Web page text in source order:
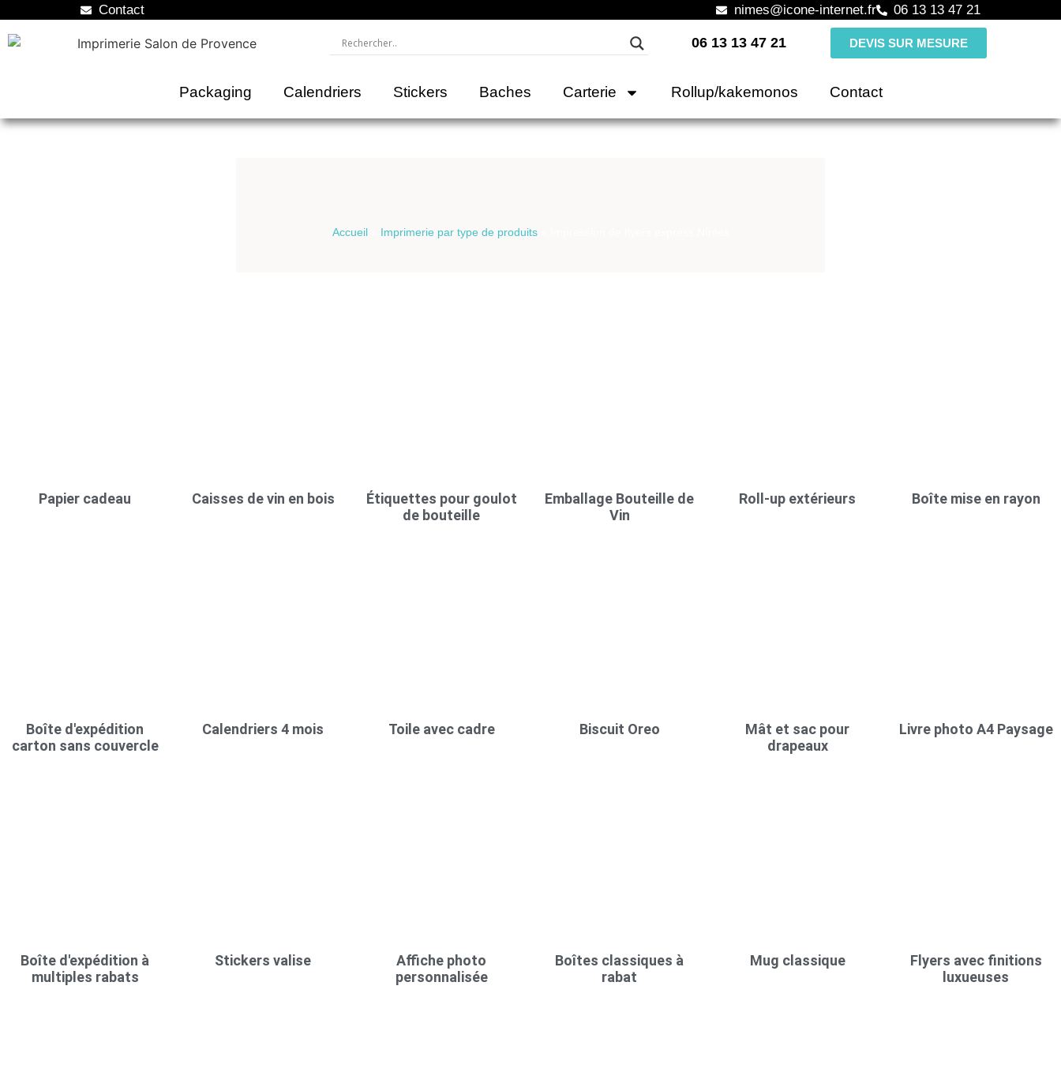
Contact nimes@icone-internet.fr 06 13 13 47 21
06 13 13 47 21 DEVIS SUR MESURE
Packaging Calendriers Stickers Baches Carterie Rollup/kakemonos Contact
Accueil Imprimerie par type de produits»
Papier cadeau Caisses de vin en bois
Étiquettes pour goulot
de bouteille
Emballage Bouteille de
Vin
Roll-up extérieurs Boîte mise en rayon
Boîte d'expédition
carton sans couvercle
Calendriers 4 mois Toile avec cadre Biscuit Oreo
Mât et sac pour
drapeaux
Livre photo A4 Paysage
Boîte d'expédition à
multiples rabats
Stickers valise
Affiche photo
personnalisée
Boîtes classiques à
rabat
Mug classique
Flyers avec finitions
luxueuses